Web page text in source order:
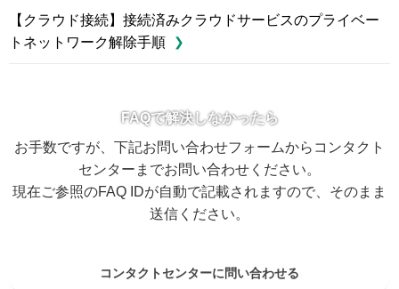
【クラウド接続】接続済みクラウドサービスのプライベー
トネットワーク解除手順
FAQで解決しなかったら
お手数ですが、下記お問い合わせフォームからコンタクト
センターまでお問い合わせください。
現在ご参照のFAQ IDが自動で記載されますので、そのまま
送信ください。
コンタクトセンターに問い合わせる